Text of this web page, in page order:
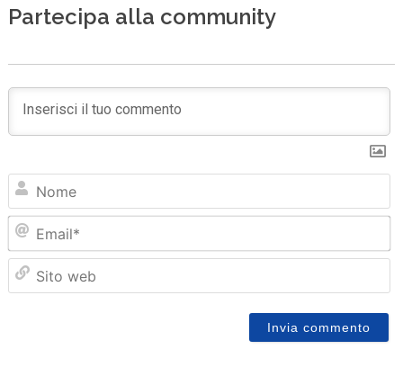
Partecipa alla community